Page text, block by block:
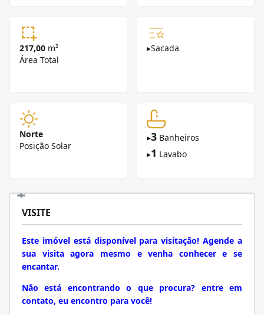
217,00 m²
Área Total
▸Sacada
Norte
Posição Solar
▸3 Banheiros
▸1 Lavabo
VISITE
Este imóvel está disponível para visitação! Agende a
sua visita agora mesmo e venha conhecer e se
encantar.
Não está encontrando o que procura? entre em
contato, eu encontro para você!